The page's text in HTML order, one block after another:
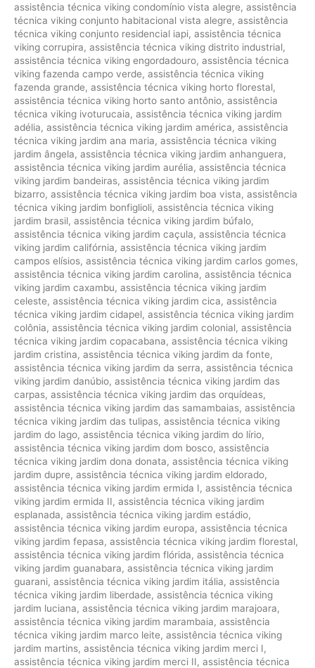
assistência técnica viking condomínio vista alegre, assistência
técnica viking conjunto habitacional vista alegre, assistência
técnica viking conjunto residencial iapi, assistência técnica
viking corrupira, assistência técnica viking distrito industrial,
assistência técnica viking engordadouro, assistência técnica
viking fazenda campo verde, assistência técnica viking
fazenda grande, assistência técnica viking horto florestal,
assistência técnica viking horto santo antônio, assistência
técnica viking ivoturucaia, assistência técnica viking jardim
adélia, assistência técnica viking jardim américa, assistência
técnica viking jardim ana maria, assistência técnica viking
jardim ângela, assistência técnica viking jardim anhanguera,
assistência técnica viking jardim aurélia, assistência técnica
viking jardim bandeiras, assistência técnica viking jardim
bizarro, assistência técnica viking jardim boa vista, assistência
técnica viking jardim bonfiglioli, assistência técnica viking
jardim brasil, assistência técnica viking jardim búfalo,
assistência técnica viking jardim caçula, assistência técnica
viking jardim califórnia, assistência técnica viking jardim
campos elísios, assistência técnica viking jardim carlos gomes,
assistência técnica viking jardim carolina, assistência técnica
viking jardim caxambu, assistência técnica viking jardim
celeste, assistência técnica viking jardim cica, assistência
técnica viking jardim cidapel, assistência técnica viking jardim
colônia, assistência técnica viking jardim colonial, assistência
técnica viking jardim copacabana, assistência técnica viking
jardim cristina, assistência técnica viking jardim da fonte,
assistência técnica viking jardim da serra, assistência técnica
viking jardim danúbio, assistência técnica viking jardim das
carpas, assistência técnica viking jardim das orquídeas,
assistência técnica viking jardim das samambaias, assistência
técnica viking jardim das tulipas, assistência técnica viking
jardim do lago, assistência técnica viking jardim do lírio,
assistência técnica viking jardim dom bosco, assistência
técnica viking jardim dona donata, assistência técnica viking
jardim dupre, assistência técnica viking jardim eldorado,
assistência técnica viking jardim ermida I, assistência técnica
viking jardim ermida II, assistência técnica viking jardim
esplanada, assistência técnica viking jardim estádio,
assistência técnica viking jardim europa, assistência técnica
viking jardim fepasa, assistência técnica viking jardim florestal,
assistência técnica viking jardim flórida, assistência técnica
viking jardim guanabara, assistência técnica viking jardim
guarani, assistência técnica viking jardim itália, assistência
técnica viking jardim liberdade, assistência técnica viking
jardim luciana, assistência técnica viking jardim marajoara,
assistência técnica viking jardim marambaia, assistência
técnica viking jardim marco leite, assistência técnica viking
jardim martins, assistência técnica viking jardim merci I,
assistência técnica viking jardim merci II, assistência técnica